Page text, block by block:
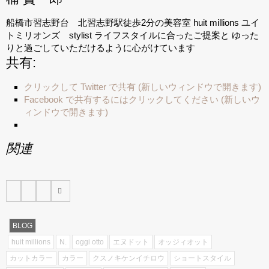
船橋市習志野台 北習志野駅徒歩2分の美容室 huit millions ユイ
トミリオンズ stylist ライフスタイルに合ったご提案と ゆった
りと過ごしていただけるように心がけています
共有:
クリックして Twitter で共有 (新しいウィンドウで開きます)
Facebook で共有するにはクリックしてください (新しいウ
ィンドウで開きます)
関連
BLOG
huit millions
N. oggi otto エヌドット
オッジィオット
カットカラー
カラー クスノキケンイチロウ ショートスタイル